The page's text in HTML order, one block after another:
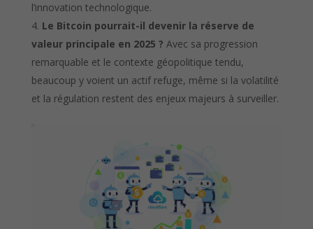
l’innovation technologique.
Le Bitcoin pourrait-il devenir la réserve de
valeur principale en 2025 ? Avec sa progression
remarquable et le contexte géopolitique tendu,
beaucoup y voient un actif refuge, même si la volatilité
et la régulation restent des enjeux majeurs à surveiller.